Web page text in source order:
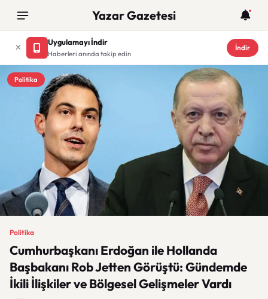
Yazar Gazetesi
Uygulamayı İndir
Haberleri anında takip edin
İndir
Politika
Politika
Cumhurbaşkanı Erdoğan ile Hollanda
Başbakanı Rob Jetten Görüştü: Gündemde
İkili İlişkiler ve Bölgesel Gelişmeler Vardı